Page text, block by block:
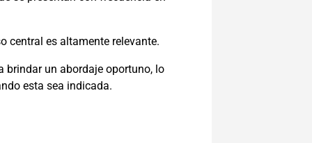
central es altamente relevante.
brindar un abordaje oportuno, lo
esta sea indicada.